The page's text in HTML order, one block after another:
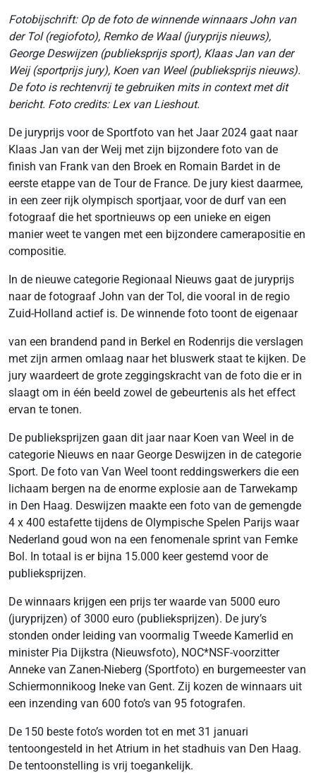
Fotobijschrift: Op de foto de winnende winnaars John van
der Tol (regiofoto), Remko de Waal (juryprijs nieuws),
George Deswijzen (publieksprijs sport), Klaas Jan van der
Weij (sportprijs jury), Koen van Weel (publieksprijs nieuws).
De foto is rechtenvrij te gebruiken mits in context met dit
bericht. Foto credits: Lex van Lieshout.
De juryprijs voor de Sportfoto van het Jaar 2024 gaat naar
Klaas Jan van der Weij met zijn bijzondere foto van de
finish van Frank van den Broek en Romain Bardet in de
eerste etappe van de Tour de France. De jury kiest daarmee,
in een zeer rijk olympisch sportjaar, voor de durf van een
fotograaf die het sportnieuws op een unieke en eigen
manier weet te vangen met een bijzondere camerapositie en
compositie.
In de nieuwe categorie Regionaal Nieuws gaat de juryprijs
naar de fotograaf John van der Tol, die vooral in de regio
Zuid-Holland actief is. De winnende foto toont de eigenaar
van een brandend pand in Berkel en Rodenrijs die verslagen
met zijn armen omlaag naar het bluswerk staat te kijken. De
jury waardeert de grote zeggingskracht van de foto die er in
slaagt om in één beeld zowel de gebeurtenis als het effect
ervan te tonen.
De publieksprijzen gaan dit jaar naar Koen van Weel in de
categorie Nieuws en naar George Deswijzen in de categorie
Sport. De foto van Van Weel toont reddingswerkers die een
lichaam bergen na de enorme explosie aan de Tarwekamp
in Den Haag. Deswijzen maakte een foto van de gemengde
4 x 400 estafette tijdens de Olympische Spelen Parijs waar
Nederland goud won na een fenomenale sprint van Femke
Bol. In totaal is er bijna 15.000 keer gestemd voor de
publieksprijzen.
De winnaars krijgen een prijs ter waarde van 5000 euro
(juryprijzen) of 3000 euro (publieksprijzen). De jury’s
stonden onder leiding van voormalig Tweede Kamerlid en
minister Pia Dijkstra (Nieuwsfoto), NOC*NSF-voorzitter
Anneke van Zanen-Nieberg (Sportfoto) en burgemeester van
Schiermonnikoog Ineke van Gent. Zij kozen de winnaars uit
een inzending van 600 foto’s van 95 fotografen.
De 150 beste foto’s worden tot en met 31 januari
tentoongesteld in het Atrium in het stadhuis van Den Haag.
De tentoonstelling is vrij toegankelijk.